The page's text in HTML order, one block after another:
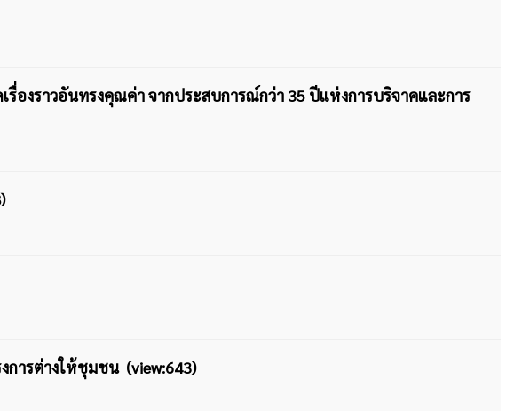
รื่องราวอันทรงคุณค่า จากประสบการณ์กว่า 35 ปีแห่งการบริจาคและการ
การต่างให้ชุมชน (view:643)